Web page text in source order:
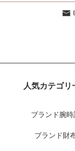
人気カテゴリ
ブランド腕時
ブランド財